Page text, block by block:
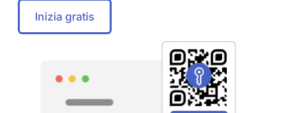
Inizia gratis